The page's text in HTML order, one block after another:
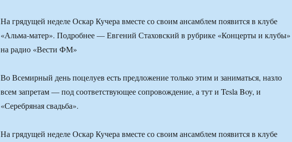
На грядущей неделе Оскар Кучера вместе со своим ансамблем появится в клубе
«Альма-матер». Подробнее — Евгений Стаховский в рубрике «Концерты и клубы»
на радио «Вести ФМ»
Во Всемирный день поцелуев есть предложение только этим и заниматься, назло
всем запретам — под соответствующее сопровождение, а тут и Tesla Boy, и
«Серебряная свадьба».
На грядущей неделе Оскар Кучера вместе со своим ансамблем появится в клубе